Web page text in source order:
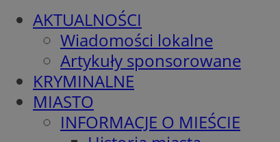
AKTUALNOŚCI
Wiadomości lokalne
Artykuły sponsorowane
KRYMINALNE
MIASTO
INFORMACJE O MIEŚCIE